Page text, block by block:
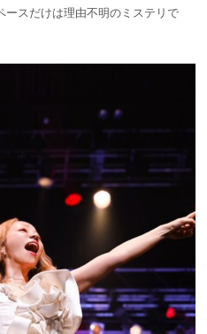
ースだけは理由不明のミステリで